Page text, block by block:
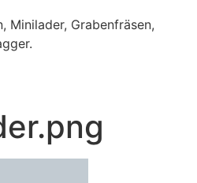
Minilader, Grabenfräsen,